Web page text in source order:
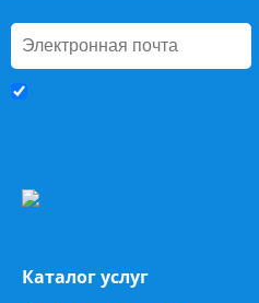
Каталог услуг